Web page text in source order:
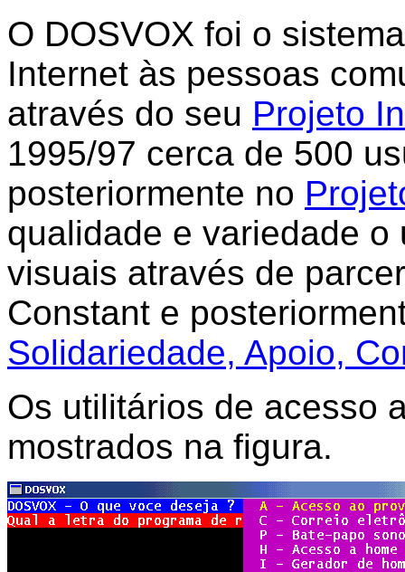
O DOSVOX foi o
Internet às pessoas
através do seu Projeto
1995/97 cerca de 500
posteriormente no
qualidade e variedade
visuais através de
Constant e
Solidariedade, Apoio,
Os utilitários de acesso
mostrados na figura.